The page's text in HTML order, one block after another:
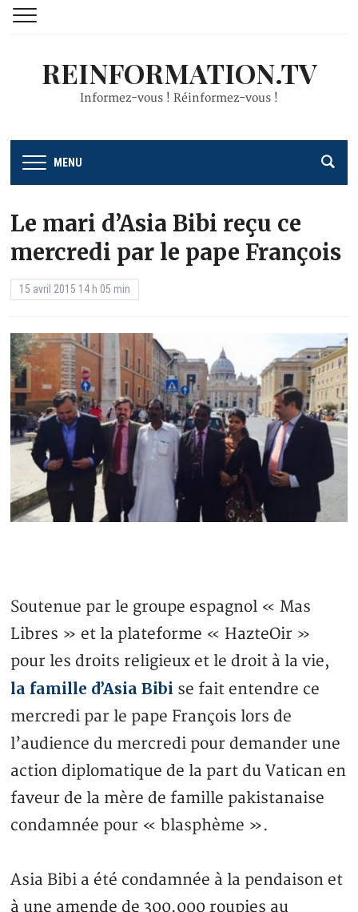
REINFORMATION.TV
Informez-vous ! Réinformez-vous !
MENU
Le mari d’Asia Bibi reçu ce
mercredi par le pape François
15 avril 2015 14 h 05 min
Soutenue par le groupe espagnol « Mas
Libres » et la plateforme « HazteOir »
pour les droits religieux et le droit à la vie,
la famille d’Asia Bibi se fait entendre ce
mercredi par le pape François lors de
l’audience du mercredi pour demander une
action diplomatique de la part du Vatican en
faveur de la mère de famille pakistanaise
condamnée pour « blasphème ».
Asia Bibi a été condamnée à la pendaison et
à une amende de 300.000 roupies au